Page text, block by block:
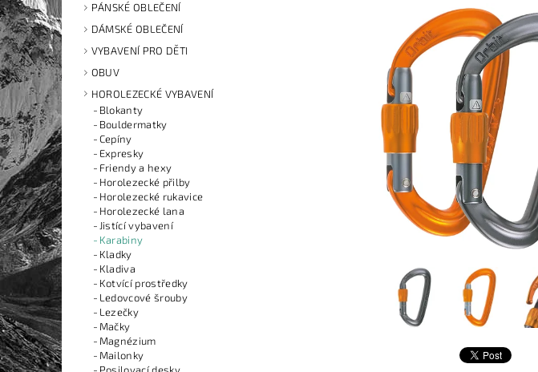
PÁNSKÉ OBLEČENÍ
DÁMSKÉ OBLEČENÍ
VYBAVENÍ PRO DĚTI
OBUV
HOROLEZECKÉ VYBAVENÍ
Blokanty
Bouldermatky
Cepíny
Expresky
Friendy a hexy
Horolezecké přilby
Horolezecké rukavice
Horolezecké lana
Jistící vybavení
Karabiny
Kladky
Kladiva
Kotvící prostředky
Ledovcové šrouby
Lezečky
Mačky
Magnézium
Mailonky